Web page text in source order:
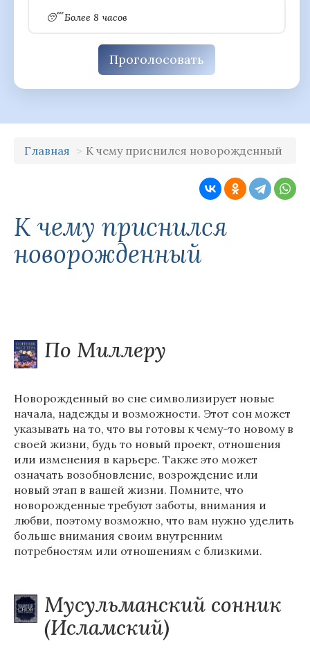
😴 Более 8 часов
Проголосовать
Главная К чему приснился новорожденный
К чему приснился
новорожденный
По Миллеру
Новорожденный во сне символизирует новые
начала, надежды и возможности. Этот сон может
указывать на то, что вы готовы к чему-то новому в
своей жизни, будь то новый проект, отношения
или изменения в карьере. Также это может
означать возобновление, возрождение или
новый этап в вашей жизни. Помните, что
новорожденные требуют заботы, внимания и
любви, поэтому возможно, что вам нужно уделить
больше внимания своим внутренним
потребностям или отношениям с близкими.
Мусульманский сонник
(Исламский)